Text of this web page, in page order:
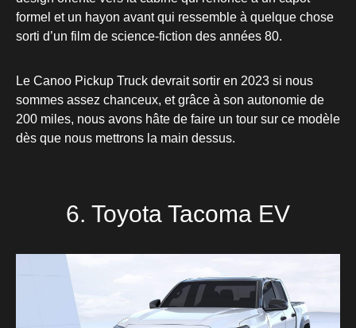
formel et un hayon avant qui ressemble à quelque chose
sorti d’un film de science-fiction des années 80.
Le Canoo Pickup Truck devrait sortir en 2023 si nous
sommes assez chanceux, et grâce à son autonomie de
200 miles, nous avons hâte de faire un tour sur ce modèle
dès que nous mettrons la main dessus.
6. Toyota Tacoma EV